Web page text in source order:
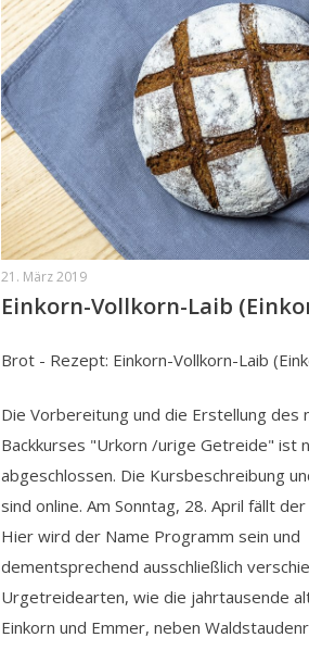
21. März 2019
Einkorn-Vollkorn-Laib
Brot - Rezept: Einkorn-Vollkorn-Laib
Die Vorbereitung und die Erstellung des
Backkurses "Urkorn /urige Getreide" ist
abgeschlossen. Die Kursbeschreibung
sind online. Am Sonntag, 28. April fällt
Hier wird der Name Programm sein und
dementsprechend ausschließlich
Urgetreidearten, wie die jahrtausende
Einkorn und Emmer, neben